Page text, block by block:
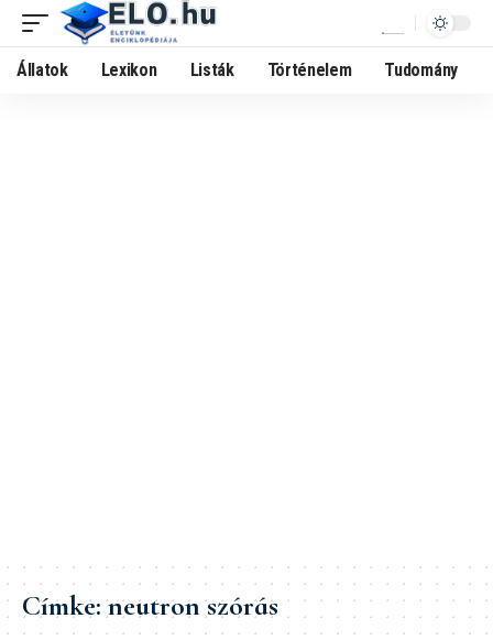
Állatok Lexikon Listák Történelem Tudomány
Címke:neutron szórás